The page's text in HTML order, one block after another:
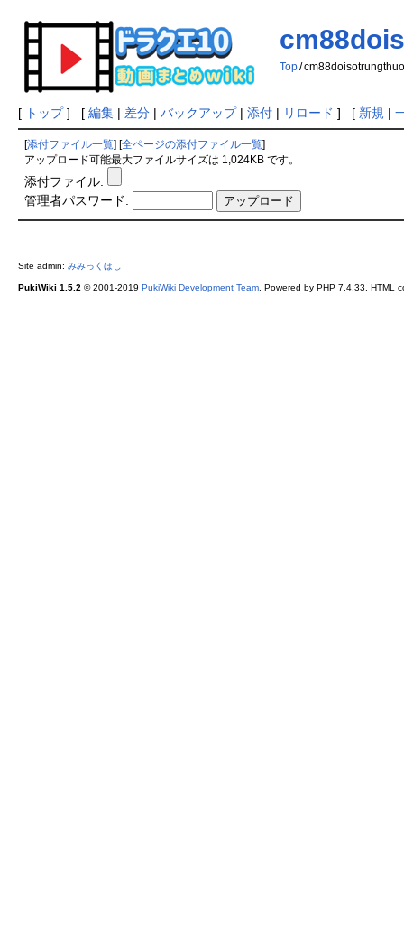
Top /
[ トップ] [ 編集| 差分| バックアップ| 添付| リロード ] [ 新規 |
添付ファイル一覧 全ページの添付ファイル一覧
アップロード可能最大ファイルサイズは 1,024KB です。
添付ファイル:
管理者パスワード:
Site admin: みみっくほし
PukiWiki 1.5.2 © 2001-2019 PukiWiki Development Team. Powered by PHP 7.4.33. HTML